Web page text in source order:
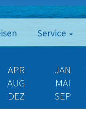
Service
APR
AUG
DEZ
JAN
MAI
SEP